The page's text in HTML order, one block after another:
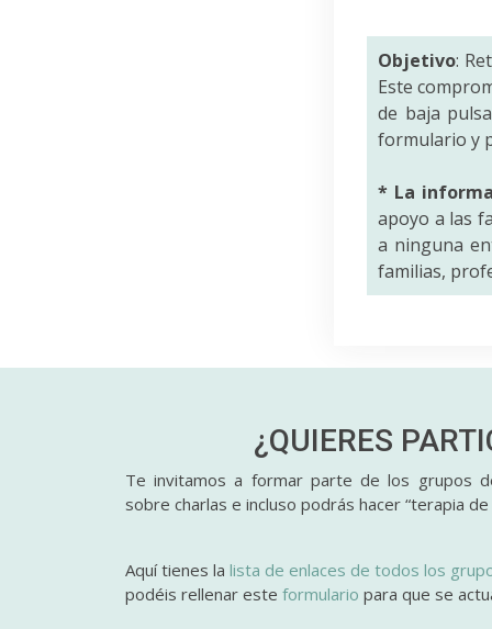
Objetivo:
Este
de baja
formulario y
* La
apoyo a las
a ninguna
familias,
¿QUIERES
Te invitamos a formar parte de los grupos
sobre charlas e incluso podrás hacer “terapia de
Aquí tienes lalista de enlaces de todos los
podéis rellenar este formulario para que se